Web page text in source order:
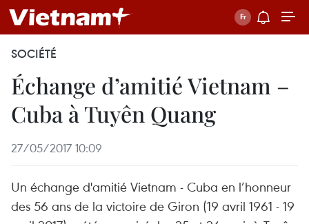
SOCIÉTÉ
Échange d’amitié Vietnam –
Cuba à Tuyên Quang
27/05/2017 10:09
Un échange d'amitié Vietnam - Cuba en l’honneur
des 56 ans de la victoire de Giron (19 avril 1961 - 19